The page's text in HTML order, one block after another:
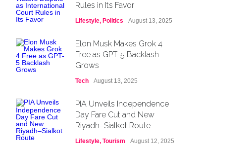
Rules in Its Favor
Lifestyle, Politics August 13, 2025
Elon Musk Makes Grok 4
Free as GPT-5 Backlash
Grows
Tech August 13, 2025
PIA Unveils Independence
Day Fare Cut and New
Riyadh–Sialkot Route
Lifestyle, Tourism August 12, 2025